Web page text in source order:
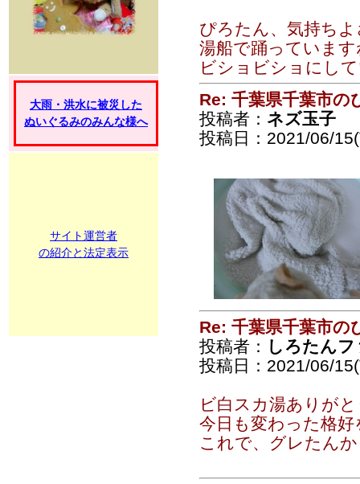
大雨・洪水に被災した
ぬいぐるみのみんな様へ
サイト運営者
の紹介と法定表示
ぴろたん、気持ち
湯船で踊っています
ビショビショにし
Re: 千葉県千葉市の
投稿者： ネズ玉子
投稿日：2021/06/
Re: 千葉県千葉市の
投稿者： しろたん
投稿日：2021/06/
ビ白スカ湯ありが
今日も変わった格
これで、グレたん